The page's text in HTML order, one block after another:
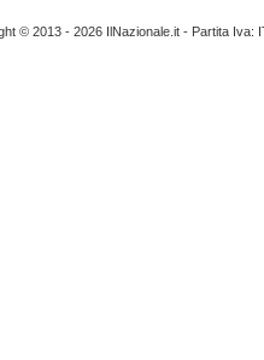
© 2013 - 2026 IlNazionale.it - Partita Iva: